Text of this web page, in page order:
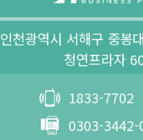
인천광역시 서해구 중봉
청연프라자
1833-7702
0303-3442-